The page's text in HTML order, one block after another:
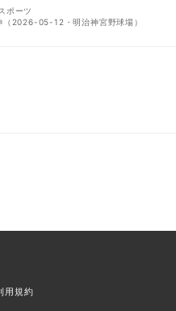
ポーツ
（2026-05-12・明治神宮野球場）
用規約